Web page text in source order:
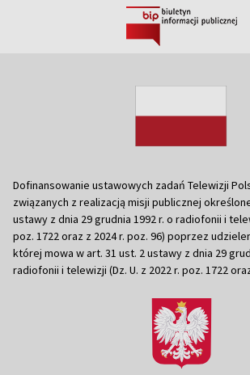
Dofinansowanie ustawowych zadań Telewizji
związanych z realizacją misji publicznej
ustawy z dnia 29 grudnia 1992 r. o radiofonii i
poz. 1722 oraz z 2024 r. poz. 96) poprzez
której mowa w art. 31 ust. 2 ustawy z dnia 29
radiofonii i telewizji (Dz. U. z 2022 r. poz. 1722